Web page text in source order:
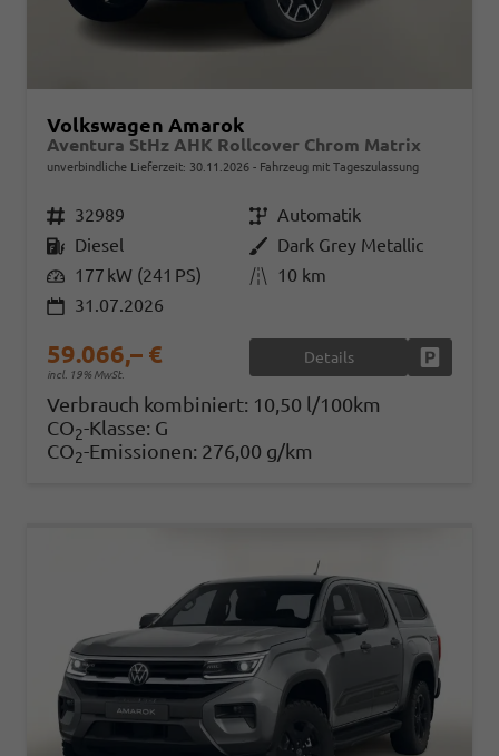
Volkswagen Amarok
Aventura StHz AHK Rollcover Chrom Matrix
unverbindliche Lieferzeit: 30.11.2026 Fahrzeug mit Tageszulassung
Fahrzeugnr. 32989 GetriebeAutomatik
Kraftstoff Diesel AußenfarbeDark Grey Metallic
Leistung 177 kW (241 PS) Kilometerstand 10 km
31.07.2026
59.066,– €
incl. 19% MwSt.
Details
Verbrauch kombiniert: 10,50 l/100km
CO2-Klasse: G
CO2-Emissionen: 276,00 g/km